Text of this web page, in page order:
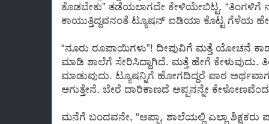
ಕೊಡಬೇಕು” ತಡೆಯಲಾಗದೇ ಕೇಳಿಯೇಬಿಟ್ಟ. “ತಿಂಗಳಿಗೆ
ಕಾಯುತ್ತಿದ್ದವನಂತೆ ಟ್ಯೂಷನ್ ಐಡಿಯಾ ಕೊಟ್ಟ ಗೆಳೆಯ
“ನೂರು ರೂಪಾಯಿಗಳು”! ದೀಪುವಿಗೆ ಮತ್ತೆ ಯೋಚನೆ
ಮಾಡಿ ಶಾಲೆಗೆ ಸೇರಿಸಿದ್ದಾಗಿದೆ. ಮತ್ತೆ ಹೇಗೆ
ಮಾಡುವುದು. ಟ್ಯೂಷನ್ನಿಗೆ ಹೋಗದಿದ್ದರೆ ಪಾಠ
ಆಗುತ್ತೇನೆ. ಬೇರೆ ದಾರಿಕಾಣದೆ ಅಪ್ಪನನ್ನೇ
ಮನೆಗೆ ಬಂದವನೇ, “ಅಪ್ಪಾ, ಶಾಲೆಯಲ್ಲಿ ಎಲ್ಲಾ ಶಿಕ್ಷಕರು